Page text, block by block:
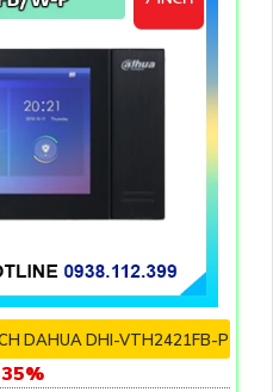
DAHUA DHI-VTH2421FB-P